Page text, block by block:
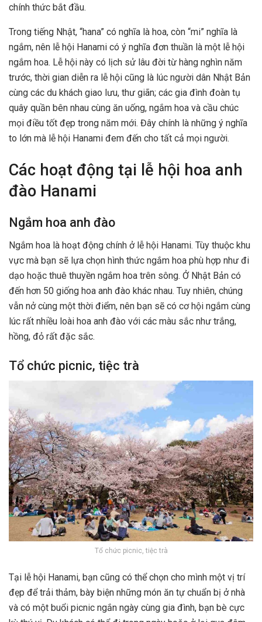
chính thức bắt đầu.
Trong tiếng Nhật, “hana” có nghĩa là hoa, còn “mi” nghĩa là
ngắm, nên lễ hội Hanami có ý nghĩa đơn thuần là một lễ hội
ngắm hoa. Lễ hội này có lịch sử lâu đời từ hàng nghìn năm
trước, thời gian diễn ra lễ hội cũng là lúc người dân Nhật Bản
cùng các du khách giao lưu, thư giãn; các gia đình đoàn tụ
quây quần bên nhau cùng ăn uống, ngắm hoa và cầu chúc
mọi điều tốt đẹp trong năm mới. Đây chính là những ý nghĩa
to lớn mà lễ hội Hanami đem đến cho tất cả mọi người.
Các hoạt động tại lễ hội hoa anh
đào Hanami
Ngắm hoa anh đào
Ngắm hoa là hoạt động chính ở lễ hội Hanami. Tùy thuộc khu
vực mà bạn sẽ lựa chọn hình thức ngắm hoa phù hợp như đi
dạo hoặc thuê thuyền ngắm hoa trên sông. Ở Nhật Bản có
đến hơn 50 giống hoa anh đào khác nhau. Tuy nhiên, chúng
vẫn nở cùng một thời điểm, nên bạn sẽ có cơ hội ngắm cùng
lúc rất nhiều loài hoa anh đào với các màu sắc như trắng,
hồng, đỏ rất đặc sắc.
Tổ chức picnic, tiệc trà
Tổ chức picnic, tiệc trà
Tại lễ hội Hanami, bạn cũng có thể chọn cho mình một vị trí
đẹp để trải thảm, bày biện những món ăn tự chuẩn bị ở nhà
và có một buổi picnic ngắn ngày cùng gia đình, bạn bè cực